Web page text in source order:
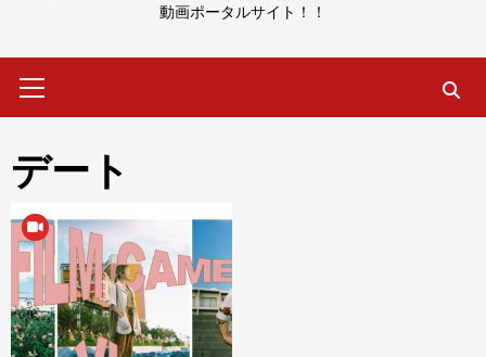
動画ポータルサイト！！
Menu
デート